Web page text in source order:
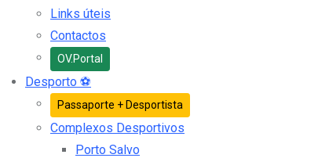
Links úteis
Contactos
OV.Portal
Desporto ⚽
Passaporte + Desportista
Complexos Desportivos
Porto Salvo